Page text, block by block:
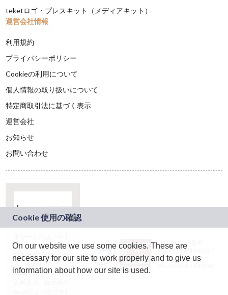
teketロゴ・プレスキット（メディアキット）
運営会社情報
利用規約
プライバシーポリシー
Cookieの利用について
個人情報の取り扱いについて
特定商取引法に基づく表示
運営会社
お知らせ
お問い合わせ
ドコモグループの新
規事業創出プログラ
ム「docomo
STARTUP」を通じて
JASRAC許諾番号：
9024936001Y45037
JASRAC許諾番号：
On our website we use some cookies. These are
necessary for our site to work properly and to give us
information about how our site is used.